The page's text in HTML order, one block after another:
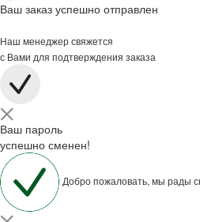
Ваш заказ успешно отправлен
Наш менеджер свяжется
с Вами для подтверждения заказа
Ваш пароль
успешно сменен!
Добро пожаловать, мы рады